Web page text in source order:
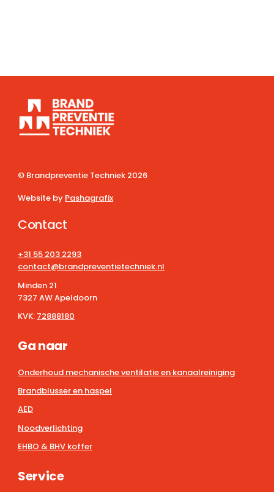
© Brandpreventie Techniek 2026
Website by Pashagrafix
Contact
+31 55 203 2293
contact@brandpreventietechniek.nl
Minden 21
7327 AW Apeldoorn
KVK: 72888180
Ga naar
Onderhoud mechanische ventilatie en kanaalreiniging
Brandblusser en haspel
AED
Noodverlichting
EHBO & BHV koffer
Service